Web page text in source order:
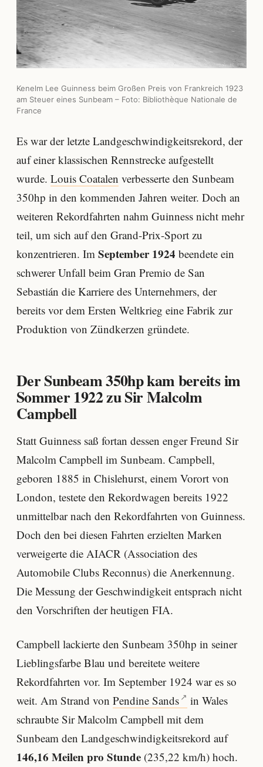
Kenelm Lee Guinness beim Großen Preis von Frankreich 1923
am Steuer eines Sunbeam – Foto: Bibliothèque Nationale de
France
Es war der letzte Landgeschwindigkeitsrekord, der
auf einer klassischen Rennstrecke aufgestellt
wurde. Louis Coatalen verbesserte den Sunbeam
350hp in den kommenden Jahren weiter. Doch an
weiteren Rekordfahrten nahm Guinness nicht mehr
teil, um sich auf den Grand-Prix-Sport zu
konzentrieren. Im September 1924 beendete ein
schwerer Unfall beim Gran Premio de San
Sebastián die Karriere des Unternehmers, der
bereits vor dem Ersten Weltkrieg eine Fabrik zur
Produktion von Zündkerzen gründete.
Der Sunbeam 350hp kam bereits im
Sommer 1922 zu Sir Malcolm
Campbell
Statt Guinness saß fortan dessen enger Freund Sir
Malcolm Campbell im Sunbeam. Campbell,
geboren 1885 in Chislehurst, einem Vorort von
London, testete den Rekordwagen bereits 1922
unmittelbar nach den Rekordfahrten von Guinness.
Doch den bei diesen Fahrten erzielten Marken
verweigerte die AIACR (Association des
Automobile Clubs Reconnus) die Anerkennung.
Die Messung der Geschwindigkeit entsprach nicht
den Vorschriften der heutigen FIA.
Campbell lackierte den Sunbeam 350hp in seiner
Lieblingsfarbe Blau und bereitete weitere
Rekordfahrten vor. Im September 1924 war es so
weit. Am Strand von Pendine Sands
in Wales
schraubte Sir Malcolm Campbell mit dem
Sunbeam den Landgeschwindigkeitsrekord auf
146,16 Meilen pro Stunde (235,22 km/h) hoch.